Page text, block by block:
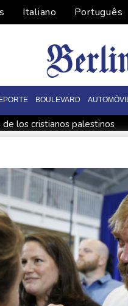
Italiano Português
BOULEVARD AUTOMÓVIL
los cristianos palestinos
Sudamérica
De la
controles fronterizos